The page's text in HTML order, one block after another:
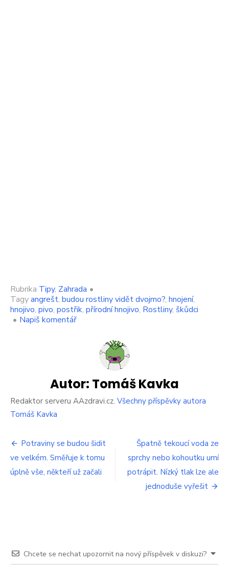
Rubrika Tipy, Zahrada •
Tagyangrešt, budou rostliny vidět dvojmo?, hnojení,
hnojivo, pivo, postřik, přírodní hnojivo, Rostliny, škůdci
• Napiš komentářon
rostliny
Důvod
je
jasný.
dá
až
5
litrů
Autor: Tomáš Kavka
Redaktor serveru AAzdravi.cz. Všechny příspěvky autora
Tomáš Kavka
Navigace
pro
příspěvek
Potraviny se budou šidit
ve velkém. Směřuje k tomu
úplně vše, někteří už začali
Špatně tekoucí voda ze
sprchy nebo kohoutku umí
potrápit. Nízký tlak lze ale
jednoduše vyřešit
Chcete se nechat upozornit na nový příspěvek v diskuzi?